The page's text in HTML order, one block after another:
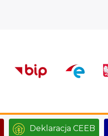
Deklaracja CEEB